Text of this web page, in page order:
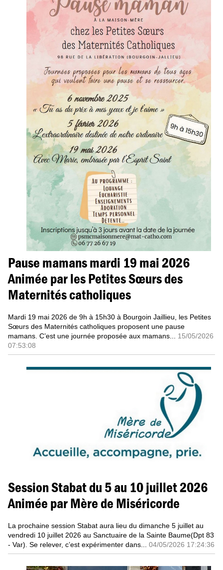
Pause mamans mardi 19 mai 2026
Animée par les Petites Sœurs des
Maternités catholiques
Mardi 19 mai 2026 de 9h à 15h30 à Bourgoin Jaillieu, les Petites
Sœurs des Maternités catholiques proposent une pause
mamans. C’est une journée proposée aux mamans... 15/05/2026
07:53:08
Session Stabat du 5 au 10 juillet 2026
Animée par Mère de Miséricorde
La prochaine session Stabat aura lieu du dimanche 5 juillet au
vendredi 10 juillet 2026 au Sanctuaire de la Sainte Baume(Dpt 83
- Var). Se relever, c’est expérimenter dans... 04/05/2026 17:24:36